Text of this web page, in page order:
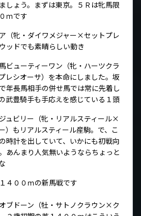
しょう。まずは東京。５Ｒは牝馬限
ｍです
（牝・ダイワメジャー×セットプレ
ッドでも素晴らしい動き
ビューティーワン（牝・ハーツクラ
レシオーサ）を本命にしました。坂
年長馬相手の併せ馬では常に先着し
武豊騎手も手応えを感じている１頭
ュビリー（牝・リアルスティール×
）もリアルスティール産駒。で、こ
時計を出していて、いかにも初戦向
あんまり人気無いようならちょっと
４００ｍの新馬戦です
ブドーン（牡・サトノクラウン×ク